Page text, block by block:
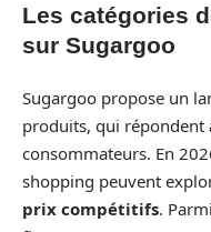
Les catégories
sur Sugargoo
Sugargoo propose un
produits, qui répondent
consommateurs. En
shopping peuvent
prix compétitifs.